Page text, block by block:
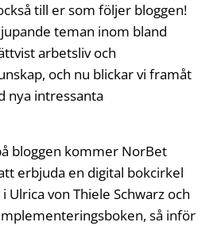
till er som följer bloggen!
teman inom bland
arbetsliv och
och nu blickar vi framåt
nya intressanta
bloggen kommer NorBet
erbjuda en digital bokcirkel
Ulrica von Thiele Schwarz och
så inför